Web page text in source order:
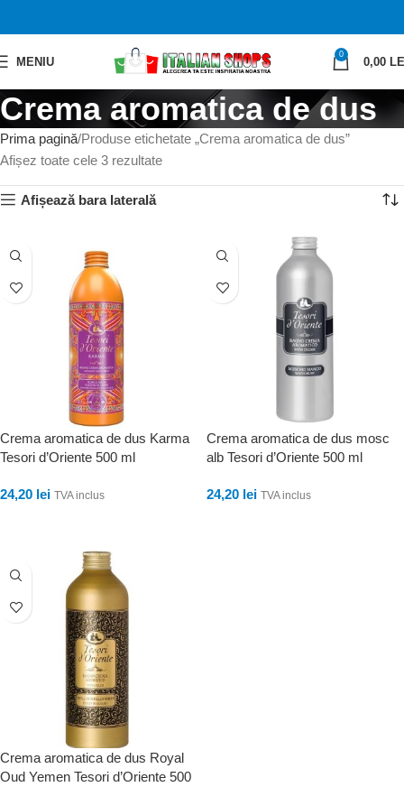
MENIU
0
0,00
Crema aromatica de dus
Prima pagină Produse etichetate „Crema aromatica de dus”
Afișez toate cele 3 rezultate
Afișează bara laterală
Crema aromatica de dus Karma
Tesori d’Oriente 500 ml
24,20 lei TVA inclus
Crema aromatica de dus mosc
alb Tesori d’Oriente 500 ml
24,20 lei TVA inclus
Crema aromatica de dus Royal
Oud Yemen Tesori d’Oriente 500